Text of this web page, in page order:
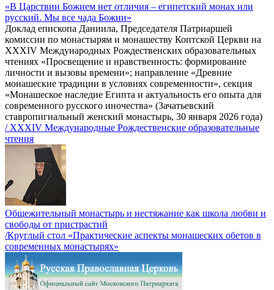
«В Царствии Божием нет отличия – египетский монах или
русский. Мы все чада Божии»
Доклад епископа Даниила, Председателя Патриаршей
комиссии по монастырям и монашеству Коптской Церкви на
XXXIV Международных Рождественских образовательных
чтениях «Просвещение и нравственность: формирование
личности и вызовы времени»; направление «Древние
монашеские традиции в условиях современности», секция
«Монашеское наследие Египта и актуальность его опыта для
современного русского иночества» (Зачатьевский
ставропигиальный женский монастырь, 30 января 2026 года)
/ XXXIV Международные Рождественские образовательные
чтения
Общежительный монастырь и нестяжание как школа любви и
свободы от пристрастий
/Круглый стол «Практические аспекты монашеских обетов в
современных монастырях»